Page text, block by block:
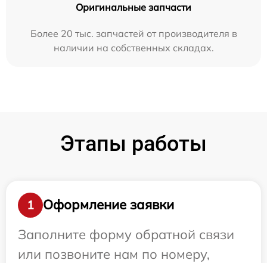
Оригинальные запчасти
Более 20 тыс. запчастей от производителя в
наличии на собственных складах.
Этапы работы
1
Оформление заявки
Заполните форму обратной связи
или позвоните нам по номеру,